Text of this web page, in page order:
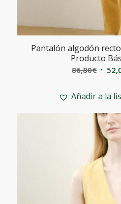
Pantalón algodón
Producto
86,80€ El
86,80€.
Añadir a la